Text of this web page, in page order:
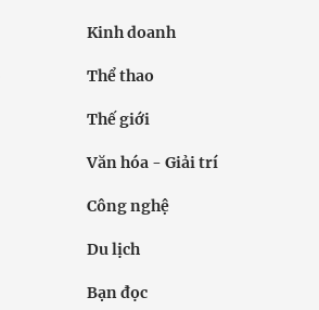
Kinh doanh
Thể thao
Thế giới
Văn hóa - Giải trí
Công nghệ
Du lịch
Bạn đọc